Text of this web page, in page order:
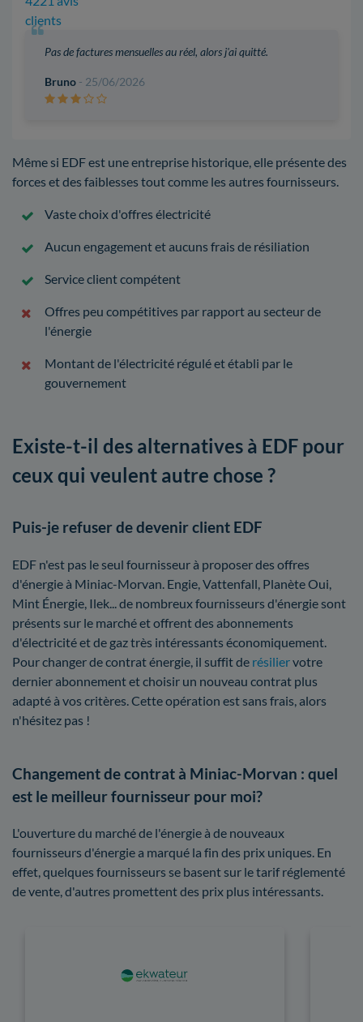
clients
Pas de factures mensuelles au réel, alors j'ai quitté.
Bruno - 25/06/2026
Même si EDF est une entreprise historique, elle présente des
forces et des faiblesses tout comme les autres fournisseurs.
Vaste choix d'offres électricité
Aucun engagement et aucuns frais de résiliation
Service client compétent
Offres peu compétitives par rapport au secteur de
l'énergie
Montant de l'électricité régulé et établi par le
gouvernement
Existe-t-il des alternatives à EDF pour
ceux qui veulent autre chose ?
Puis-je refuser de devenir client EDF
EDF n'est pas le seul fournisseur à proposer des offres
d'énergie à Miniac-Morvan. Engie, Vattenfall, Planète Oui,
Mint Énergie, Ilek... de nombreux fournisseurs d'énergie sont
présents sur le marché et offrent des abonnements
d'électricité et de gaz très intéressants économiquement.
Pour changer de contrat énergie, il suffit de résiliervotre
dernier abonnement et choisir un nouveau contrat plus
adapté à vos critères. Cette opération est sans frais, alors
n'hésitez pas !
Changement de contrat à Miniac-Morvan : quel
est le meilleur fournisseur pour moi?
L'ouverture du marché de l'énergie à de nouveaux
fournisseurs d'énergie a marqué la fin des prix uniques. En
effet, quelques fournisseurs se basent sur le tarif réglementé
de vente, d'autres promettent des prix plus intéressants.